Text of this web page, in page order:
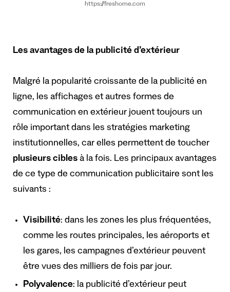
https://freshome.com
Les avantages de la publicité d’extérieur
Malgré la popularité croissante de la publicité en
ligne, les affichages et autres formes de
communication en extérieur jouent toujours un
rôle important dans les stratégies marketing
institutionnelles, car elles permettent de toucher
plusieurs cibles à la fois. Les principaux avantages
de ce type de communication publicitaire sont les
suivants :
Visibilité: dans les zones les plus fréquentées,
comme les routes principales, les aéroports et
les gares, les campagnes d’extérieur peuvent
être vues des milliers de fois par jour.
Polyvalence: la publicité d’extérieur peut